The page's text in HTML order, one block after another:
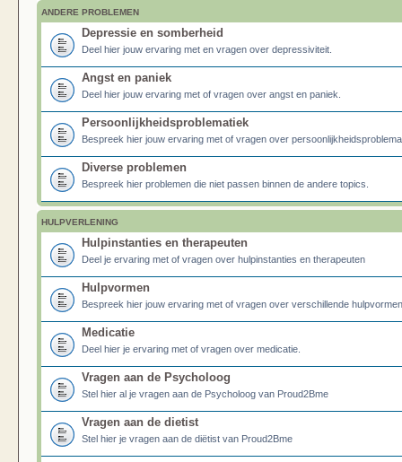
ANDERE PROBLEMEN
Depressie en somberheid
Deel hier jouw ervaring met en vragen over depressiviteit.
Angst en paniek
Deel hier jouw ervaring met of vragen over angst en paniek.
Persoonlijkheidsproblematiek
Bespreek hier jouw ervaring met of vragen over
Diverse problemen
Bespreek hier problemen die niet passen binnen de andere topics.
HULPVERLENING
Hulpinstanties en therapeuten
Deel je ervaring met of vragen over hulpinstanties en therapeuten
Hulpvormen
Bespreek hier jouw ervaring met of vragen over verschillende
Medicatie
Deel hier je ervaring met of vragen over medicatie.
Vragen aan de Psycholoog
Stel hier al je vragen aan de Psycholoog van Proud2Bme
Vragen aan de dietist
Stel hier je vragen aan de diëtist van Proud2Bme